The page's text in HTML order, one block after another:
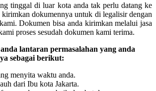
tinggal di luar kota anda tak perlu datang ke
kirimkan dokumennya untuk di legalisir dengan
Dokumen bisa anda kirimkan melalui jasa
proses sesudah dokumen kami terima.
lantaran permasalahan yang anda
sebagai berikut:
menyita waktu anda.
dari Ibu kota Jakarta.